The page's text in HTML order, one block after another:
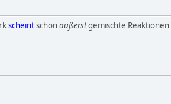
scheintschonäußerstgemischte Reaktionen